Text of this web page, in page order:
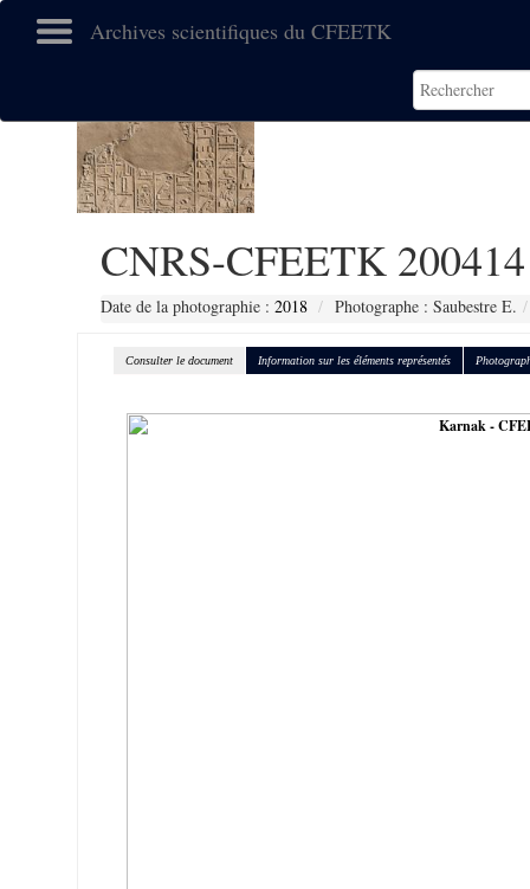
Archives scientifiques du CFEETK
CNRS-CFEETK 200414
Date de la photographie : 2018 Photographe : Saubestre E.
Consulter le document Information sur les éléments représentés